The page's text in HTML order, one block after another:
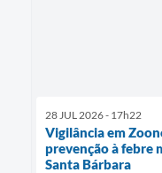
28 JUL 2026 - 17h22
Vigilância em
prevenção à febre
Santa Bárbara